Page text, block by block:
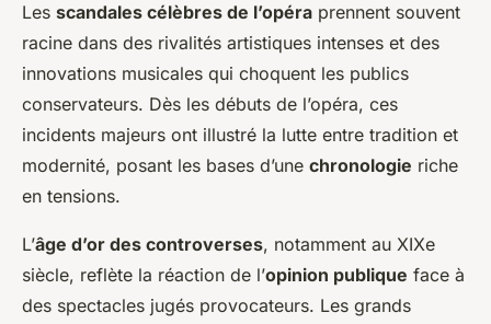
Les scandales célèbres de l’opéra prennent souvent
racine dans des rivalités artistiques intenses et des
innovations musicales qui choquent les publics
conservateurs. Dès les débuts de l’opéra, ces
incidents majeurs ont illustré la lutte entre tradition et
modernité, posant les bases d’une chronologie riche
en tensions.
L’âge d’or des controverses, notamment au XIXe
siècle, reflète la réaction de l’opinion publique face à
des spectacles jugés provocateurs. Les grands